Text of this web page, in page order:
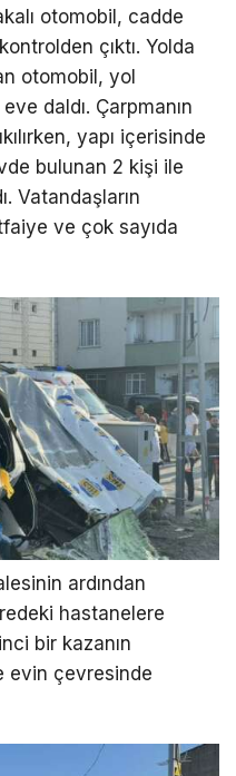
otomobil, cadde
çıktı. Yolda
otomobil, yol
daldı. Çarpmanın
yapı içerisinde
bulunan 2 kişi ile
Vatandaşların
ve çok sayıda
ardından
hastanelere
bir kazanın
evin çevresinde